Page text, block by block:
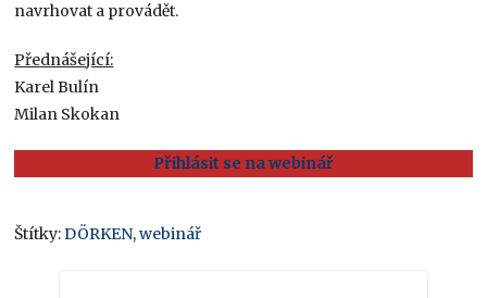
navrhovat a provádět.
Přednášející:
Karel Bulín
Milan Skokan
Přihlásit se na webinář
Štítky:DÖRKEN,webinář